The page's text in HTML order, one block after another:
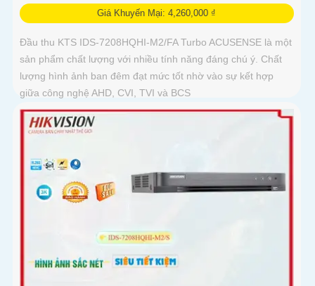
Giá Khuyến Mại: 4,260,000 ₫
Đầu thu KTS IDS-7208HQHI-M2/FA Turbo ACUSENSE là một
sản phẩm chất lượng với nhiều tính năng đáng chú ý. Chất
lượng hình ảnh ban đêm đạt mức tốt nhờ vào sự kết hợp
giữa công nghệ AHD, CVI, TVI và BCS